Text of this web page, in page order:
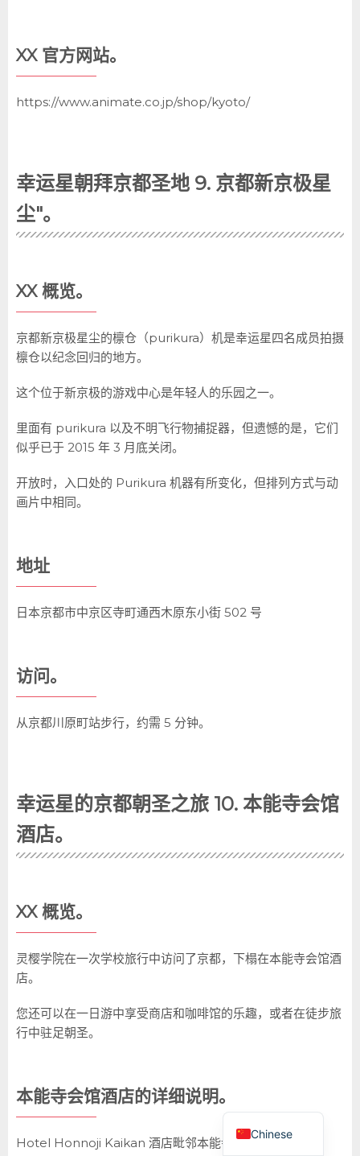
XX 官方网站。
https://www.animate.co.jp/shop/kyoto/
幸运星朝拜京都圣地 9. 京都新京极星
尘"。
XX 概览。
京都新京极星尘的檩仓（purikura）机是幸运星四名成员拍摄
檩仓以纪念回归的地方。
这个位于新京极的游戏中心是年轻人的乐园之一。
里面有 purikura 以及不明飞行物捕捉器，但遗憾的是，它们
似乎已于 2015 年 3 月底关闭。
开放时，入口处的 Purikura 机器有所变化，但排列方式与动
画片中相同。
地址
日本京都市中京区寺町通西木原东小街 502 号
访问。
从京都川原町站步行，约需 5 分钟。
幸运星的京都朝圣之旅 10. 本能寺会馆
酒店。
XX 概览。
灵樱学院在一次学校旅行中访问了京都，下榻在本能寺会馆酒
店。
您还可以在一日游中享受商店和咖啡馆的乐趣，或者在徒步旅
行中驻足朝圣。
本能寺会馆酒店的详细说明。
Hotel Honnoji Kaikan 酒店毗邻本能寺。
Chinese